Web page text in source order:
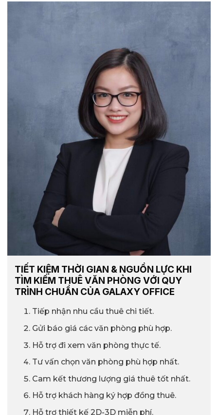
TIẾT KIỆM THỜI GIAN & NGUỒN LỰC KHI
TÌM KIẾM THUÊ VĂN PHÒNG VỚI QUY
TRÌNH CHUẨN CỦA GALAXY OFFICE
Tiếp nhận nhu cầu thuê chi tiết.
Gửi báo giá các văn phòng phù hợp.
Hỗ trợ đi xem văn phòng thực tế.
Tư vấn chọn văn phòng phù hợp nhất.
Cam kết thương lượng giá thuê tốt nhất.
Hỗ trợ khách hàng ký hợp đồng thuê.
Hỗ trợ thiết kế 2D-3D miễn phí.